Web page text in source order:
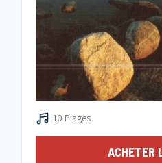
10 Plages
ACHETER